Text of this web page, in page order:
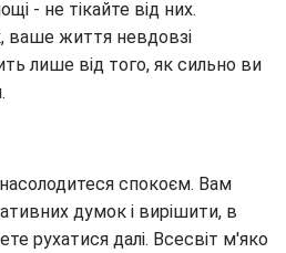
- не тікайте від них.
ваше життя невдовзі
лише від того, як сильно ви
спокоєм. Вам
думок і вирішити, в
рухатися далі. Всесвіт м'яко